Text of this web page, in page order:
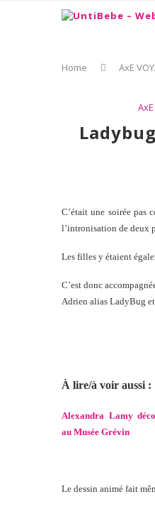
Home AxE
C’était une soirée pas
l’intronisation de deux
Les filles y étaient
C’est donc
Adrien alias LadyBug
À lire/à voir aussi :
Alexandra Lamy
au Musée Grévin
Le dessin animé fait